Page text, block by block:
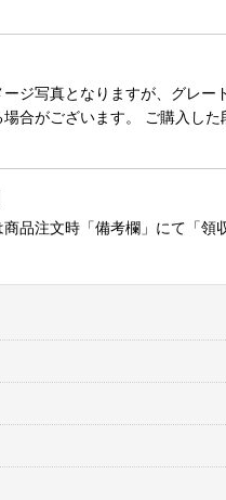
ジ写真となりますが、グレ
合がございます。 ご購入し
品注文時「備考欄」にて「領